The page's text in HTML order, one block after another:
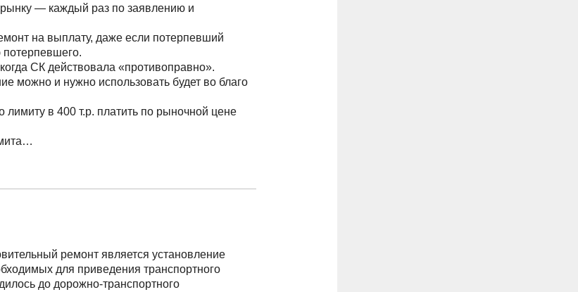
— каждый раз по заявлению и
на выплату, даже если потерпевший
СК действовала «противоправно».
можно и нужно использовать будет во благо
в 400 т.р. платить по рыночной цене
ремонт является установление
для приведения транспортного
до дорожно-транспортного